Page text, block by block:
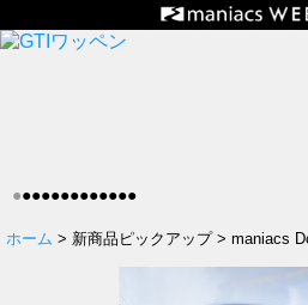
●●●●●●●●●●●●●
ホーム > 新商品ピックアップ > maniacs